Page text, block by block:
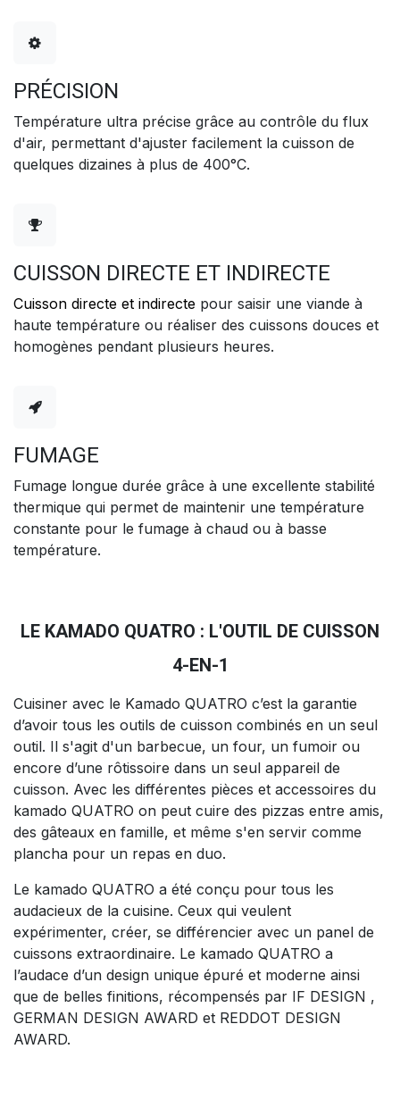
PRÉCISION
Température ultra précise grâce au contrôle du flux
d'air, permettant d'ajuster facilement la cuisson de
quelques dizaines à plus de 400°C.
CUISSON DIRECTE ET INDIRECTE
Cuisson directe et indirecte pour saisir une viande à
haute température ou réaliser des cuissons douces et
homogènes pendant plusieurs heures.
FUMAGE
Fumage longue durée grâce à une excellente stabilité
thermique qui permet de maintenir une température
constante pour le fumage à chaud ou à basse
température.
LE KAMADO QUATRO : L'OUTIL DE CUISSON
4-EN-1
Cuisiner avec le Kamado QUATRO c’est la garantie
d’avoir tous les outils de cuisson combinés en un seul
outil. Il s'agit d'un barbecue, un four, un fumoir ou
encore d’une rôtissoire dans un seul appareil de
cuisson. Avec les différentes pièces et accessoires du
kamado QUATRO on peut cuire des pizzas entre amis,
des gâteaux en famille, et même s'en servir comme
plancha pour un repas en duo.
Le kamado QUATRO a été conçu pour tous les
audacieux de la cuisine. Ceux qui veulent
expérimenter, créer, se différencier avec un panel de
cuissons extraordinaire. Le kamado QUATRO a
l’audace d’un design unique épuré et moderne ainsi
que de belles finitions, récompensés par IF DESIGN ,
GERMAN DESIGN AWARD et REDDOT DESIGN
AWARD.